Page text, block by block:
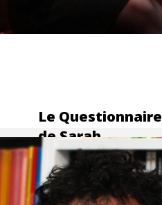
Le Questionnaire
de Sarah
Grassart,
lettreuse et
traductrice